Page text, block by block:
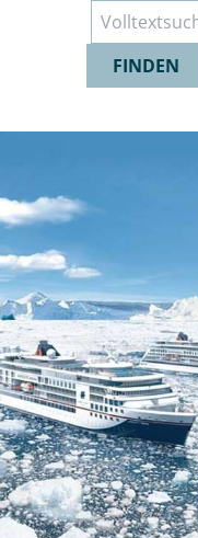
Suche
FINDEN